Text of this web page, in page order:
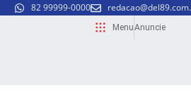
82 99999-0000
MenuAnuncie